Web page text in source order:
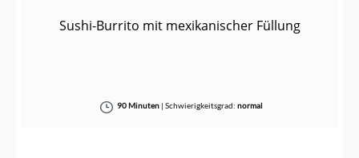
Sushi-Burrito mit mexikanischer Füllung
90 Minuten| Schwierigkeitsgrad: normal